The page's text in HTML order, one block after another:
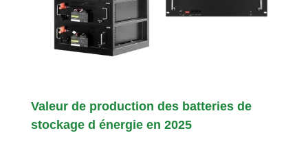
Valeur de production des batteries de
stockage d énergie en 2025